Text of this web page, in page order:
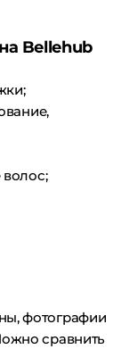
Bellehub
волос;
фотографии
сравнить